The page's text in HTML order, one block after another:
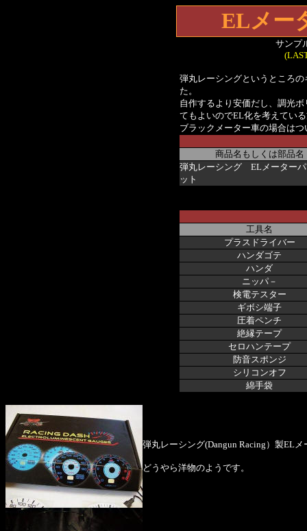
ELメー
サンプ
弾丸レーシングというところ
た。
自作するより安価だし、調光
てもよいのでEL化を考えてい
ブラックメーター車の場合は
商品名もしくは部品名
弾丸レーシング ELメーターパ
ット
工具名
プラスドライバー
ハンダゴテ
ハンダ
ニッパ－
検電テスター
ギボシ端子
圧着ペンチ
絶縁テープ
セロハンテープ
防音スポンジ
シリコンオフ
綿手袋
弾丸レーシング(Dangun Racing）製EL
どうやら洋物のようです。